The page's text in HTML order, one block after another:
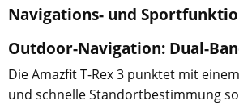
Navigations- und
Outdoor-Navigation: Dual-
Die Amazfit T-Rex 3 punktet mit
und schnelle Standortbestimmung